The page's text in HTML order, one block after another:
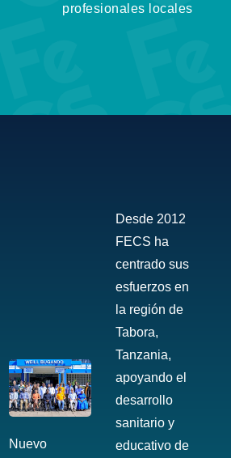
profesionales locales
Nuevo
Desde 2012
FECS ha
centrado sus
esfuerzos en
la región de
Tabora,
Tanzania,
apoyando el
desarrollo
sanitario y
educativo de